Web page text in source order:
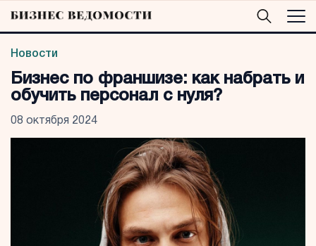
Новости
Бизнес по франшизе: как набрать и
обучить персонал с нуля?
08 октября 2024